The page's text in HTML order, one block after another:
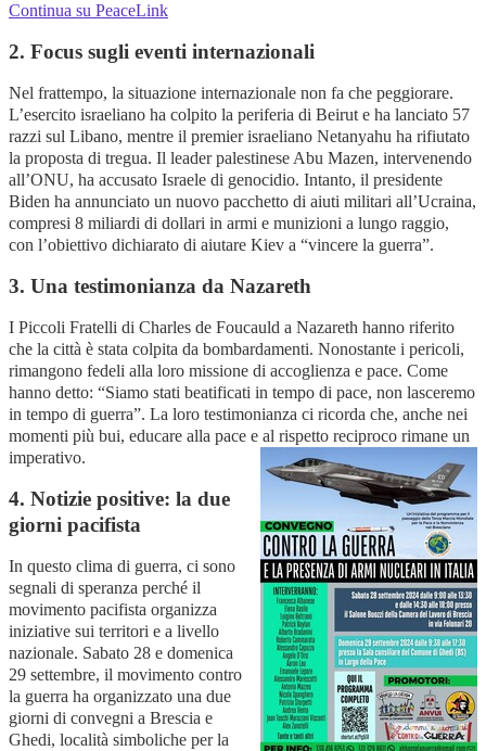
Continua su PeaceLink
2. Focus sugli eventi internazionali
Nel frattempo, la situazione internazionale non fa che peggiorare.
L’esercito israeliano ha colpito la periferia di Beirut e ha lanciato 57
razzi sul Libano, mentre il premier israeliano Netanyahu ha rifiutato
la proposta di tregua. Il leader palestinese Abu Mazen, intervenendo
all’ONU, ha accusato Israele di genocidio. Intanto, il presidente
Biden ha annunciato un nuovo pacchetto di aiuti militari all’Ucraina,
compresi 8 miliardi di dollari in armi e munizioni a lungo raggio,
con l’obiettivo dichiarato di aiutare Kiev a “vincere la guerra”.
3. Una testimonianza da Nazareth
I Piccoli Fratelli di Charles de Foucauld a Nazareth hanno riferito
che la città è stata colpita da bombardamenti. Nonostante i pericoli,
rimangono fedeli alla loro missione di accoglienza e pace. Come
hanno detto: “Siamo stati beatificati in tempo di pace, non lasceremo
in tempo di guerra”. La loro testimonianza ci ricorda che, anche nei
momenti più bui, educare alla pace e al rispetto reciproco rimane un
imperativo.
4. Notizie positive: la due
giorni pacifista
In questo clima di guerra, ci sono
segnali di speranza perché il
movimento pacifista organizza
iniziative sui territori e a livello
nazionale. Sabato 28 e domenica
29 settembre, il movimento contro
la guerra ha organizzato una due
giorni di convegni a Brescia e
Ghedi, località simboliche per la